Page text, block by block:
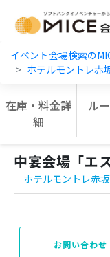
イベント会場検索の
ホテルモントレ赤
在庫・料金詳
細
ル
中宴会場「エ
ホテルモントレ赤坂
お問い合わせ